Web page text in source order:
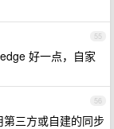
55
好一点，自家
56
三方或自建的同步